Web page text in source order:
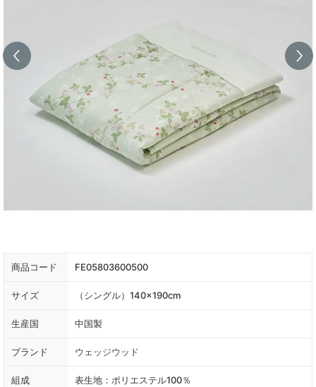
商品コード FE05803600500
サイズ （シングル）140×190cm
生産国 中国製
ブランド ウェッジウッド
組成
表生地：ポリエステル100％